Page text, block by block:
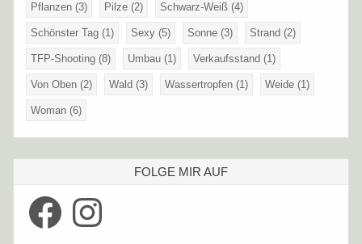
Pflanzen (3) Pilze (2) Schwarz-Weiß (4)
Schönster Tag (1) Sexy (5) Sonne (3) Strand (2)
TFP-Shooting (8) Umbau (1) Verkaufsstand (1)
Von Oben (2) Wald (3) Wassertropfen (1) Weide (1)
Woman (6)
FOLGE MIR AUF
Facebook Instagram